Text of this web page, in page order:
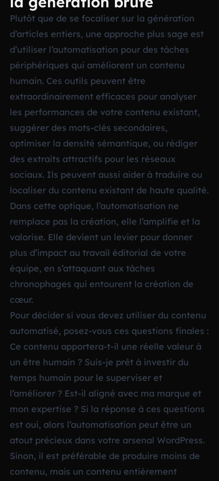
Plutôt que de se focaliser sur la génération
d’articles entiers, une approche plus sage est
d’utiliser l’automatisation pour des tâches
périphériques qui améliorent un contenu
humain. Ces outils peuvent être
extraordinairement efficaces pour analyser
les performances de votre contenu existant,
suggérer des mots-clés secondaires,
optimiser la densité sémantique, ou rédiger
des extraits attractifs pour les réseaux
sociaux. Ils peuvent aussi aider à traduire ou
localiser du contenu existant de haute qualité.
Dans cette optique, l’automatisation ne
remplace pas la création, elle l’amplifie et la
valorise. Elle devient un levier pour donner
plus d’impact au travail éditorial de votre
équipe, en s’attaquant aux tâches
chronophages qui entourent la création de
cœur.
Pour décider si vous devez utiliser du contenu
automatisé, posez-vous ces questions finales :
Ce contenu apportera-t-il une réelle valeur à
un être humain ? Suis-je prêt à investir du
temps humain pour le superviser et
l’améliorer ? Est-il aligné avec ma marque et
mon expertise ? Si la réponse à ces questions
est oui, alors l’automatisation peut être un
atout précieux dans votre arsenal WordPress.
Sinon, il est préférable de produire moins de
contenu, mais un contenu entièrement